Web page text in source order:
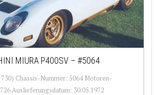
MIURA P400SV – #5064
730) Chassis-Nummer: 5064 Motoren-
Auslieferungsdatum: 30.05.1972